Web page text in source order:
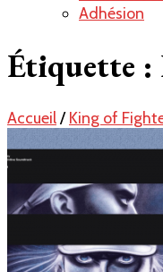
Adhésion
Étiquette :
Accueil/ King of